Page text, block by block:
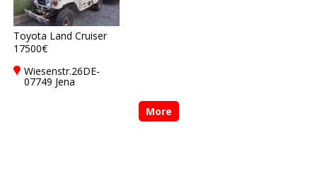
Toyota Land Cruiser
17500€
Wiesenstr.26DE-
07749 Jena
More